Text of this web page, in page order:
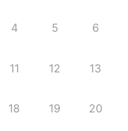
4 5 6
11 12 13
18 19 20